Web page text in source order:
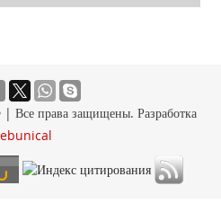
права защищены. Разработка